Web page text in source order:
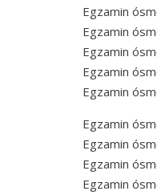
Egzamin
Egzamin
Egzamin
Egzamin
Egzamin
Egzamin
Egzamin
Egzamin
Egzamin